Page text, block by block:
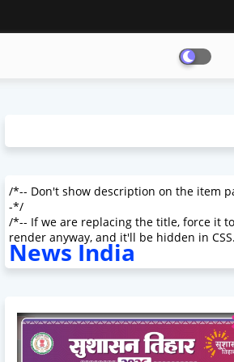
/*-- Don't show description on the item
-*/
/*-- If we are replacing the title, force it to
render anyway, and it'll be hidden in
News India